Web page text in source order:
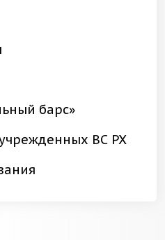
барс»
ВС РХ